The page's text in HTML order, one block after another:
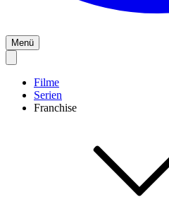
Menü
Filme
Serien
Franchise